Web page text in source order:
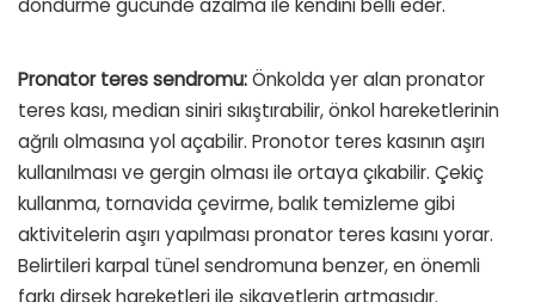
döndürme gücünde azalma ile kendini belli eder.
Pronator teres sendromu:Önkolda yer alan pronator
teres kası, median siniri sıkıştırabilir, önkol hareketlerinin
ağrılı olmasına yol açabilir. Pronotor teres kasının aşırı
kullanılması ve gergin olması ile ortaya çıkabilir. Çekiç
kullanma, tornavida çevirme, balık temizleme gibi
aktivitelerin aşırı yapılması pronator teres kasını yorar.
Belirtileri karpal tünel sendromuna benzer, en önemli
farkı dirsek hareketleri ile şikayetlerin artmasıdır.